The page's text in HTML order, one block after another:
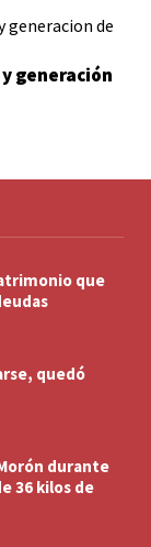
generación
que
quedó
durante
36 kilos de